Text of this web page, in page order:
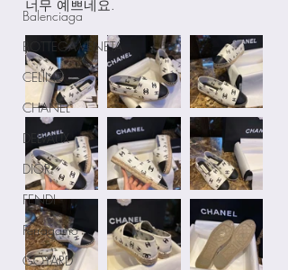
Balenciaga
BOTTEGA VENETA
CELINE
CHANEL
DELVAUX
DIOR
FENDI
Ferragamo
GOYARD
너무 예쁘네요.